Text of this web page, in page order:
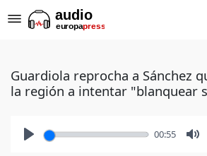
Guardiola reprocha a Sánchez
la región a intentar "blanquear
00:55